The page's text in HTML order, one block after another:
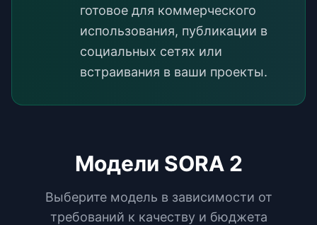
готовое для коммерческого
использования, публикации в
социальных сетях или
встраивания в ваши проекты.
Модели SORA 2
Выберите модель в зависимости от
требований к качеству и бюджета